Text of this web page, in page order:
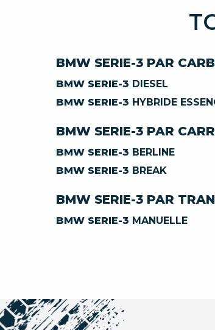
BMW SERIE-3 PAR
BMW SERIE-3 DIESEL
BMW SERIE-3 HYBRIDE
BMW SERIE-3 PAR
BMW SERIE-3 BERLINE
BMW SERIE-3 BREAK
BMW SERIE-3 PAR
BMW SERIE-3 MANUELLE